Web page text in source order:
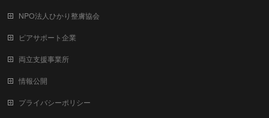
NPO法人ひかり整膚協会
ピアサポート企業
両立支援事業所
情報公開
プライバシーポリシー